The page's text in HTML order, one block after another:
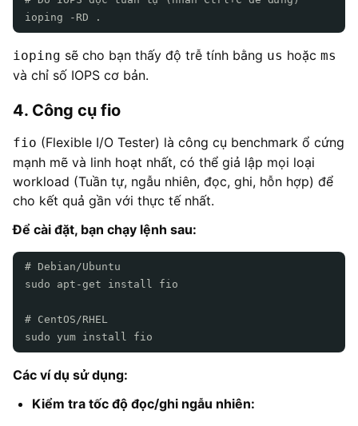
ioping -RD .
ioping sẽ cho bạn thấy độ trễ tính bằng us hoặc ms
và chỉ số IOPS cơ bản.
4. Công cụ fio
fio (Flexible I/O Tester) là công cụ benchmark ổ cứng
mạnh mẽ và linh hoạt nhất, có thể giả lập mọi loại
workload (Tuần tự, ngẫu nhiên, đọc, ghi, hỗn hợp) để
cho kết quả gần với thực tế nhất.
Để cài đặt, bạn chạy lệnh sau:
# Debian/Ubuntu
sudo apt-get install fio
# CentOS/RHEL
sudo yum install fio
Các ví dụ sử dụng:
Kiểm tra tốc độ đọc/ghi ngẫu nhiên: